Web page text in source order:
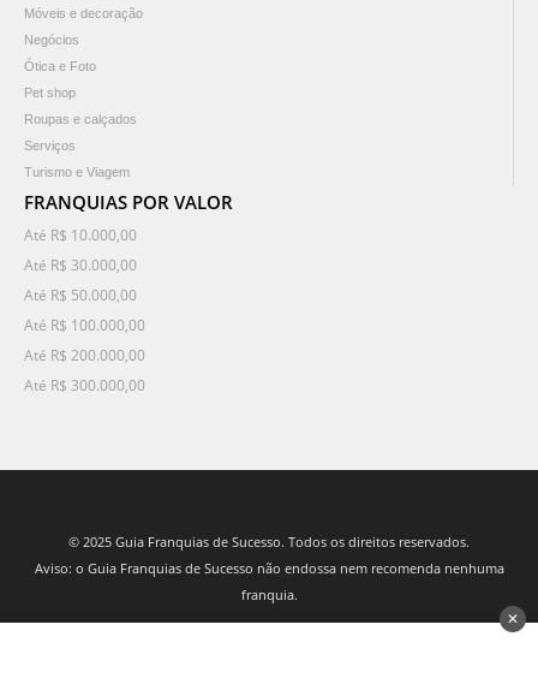
Móveis e decoração
Negócios
Ótica e Foto
Pet shop
Roupas e calçados
Serviços
Turismo e Viagem
FRANQUIAS POR VALOR
Até R$ 10.000,00
Até R$ 30.000,00
Até R$ 50.000,00
Até R$ 100.000,00
Até R$ 200.000,00
Até R$ 300.000,00
© 2025 Guia Franquias de Sucesso. Todos os direitos reservados.
Aviso: o Guia Franquias de Sucesso não endossa nem recomenda nenhuma
franquia.
✕